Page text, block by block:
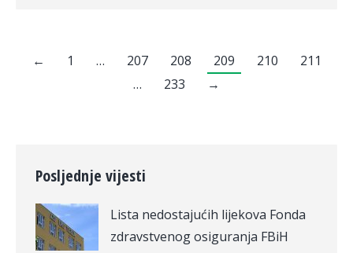
← 1 … 207 208 209 210
211
…
233 →
Posljednje vijesti
Lista nedostajućih lijekova Fonda
zdravstvenog osiguranja FBiH